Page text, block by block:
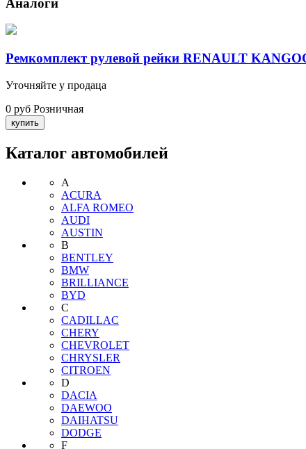
Ремкомплект рулевой рейки RENAULT
Уточняйте у продаца
0 руб Розничная
Каталог автомобилей
A
ACURA
ALFA ROMEO
AUDI
AUSTIN
B
BENTLEY
BMW
BRILLIANCE
BYD
C
CADILLAC
CHERY
CHEVROLET
CHRYSLER
CITROEN
D
DACIA
DAEWOO
DAIHATSU
DODGE
F